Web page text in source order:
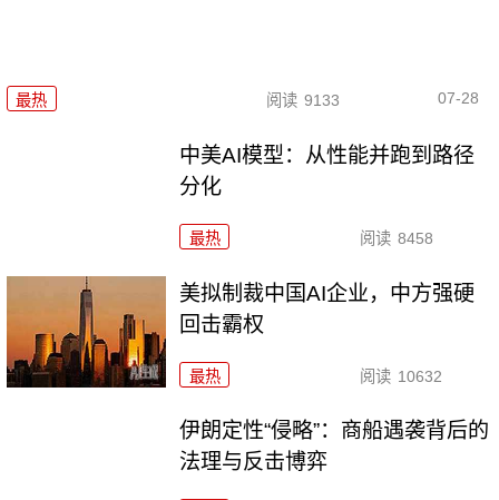
最热 阅读 9133 07-28
中美AI模型：从性能并跑到路径
分化
最热 阅读 8458
美拟制裁中国AI企业，中方强硬
回击霸权
最热 阅读 10632
伊朗定性“侵略”：商船遇袭背后的
法理与反击博弈